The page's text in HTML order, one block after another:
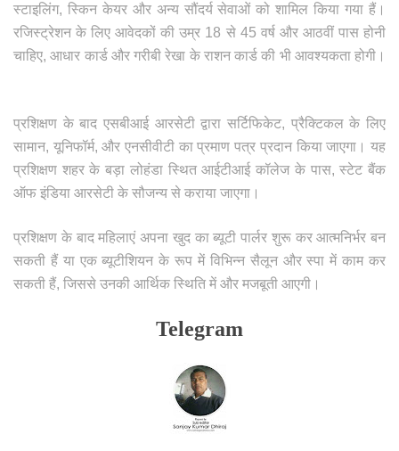
स्टाइलिंग, स्किन केयर और अन्य सौंदर्य सेवाओं को शामिल किया गया हैं।
रजिस्ट्रेशन के लिए आवेदकों की उम्र 18 से 45 वर्ष और आठवीं पास होनी
चाहिए, आधार कार्ड और गरीबी रेखा के राशन कार्ड की भी आवश्यकता होगी।
प्रशिक्षण के बाद एसबीआई आरसेटी द्वारा सर्टिफिकेट, प्रैक्टिकल के लिए
सामान, यूनिफॉर्म, और एनसीवीटी का प्रमाण पत्र प्रदान किया जाएगा। यह
प्रशिक्षण शहर के बड़ा लोहंडा स्थित आईटीआई कॉलेज के पास, स्टेट बैंक
ऑफ इंडिया आरसेटी के सौजन्य से कराया जाएगा।
प्रशिक्षण के बाद महिलाएं अपना खुद का ब्यूटी पार्लर शुरू कर आत्मनिर्भर बन
सकती हैं या एक ब्यूटीशियन के रूप में विभिन्न सैलून और स्पा में काम कर
सकती हैं, जिससे उनकी आर्थिक स्थिति में और मजबूती आएगी।
Telegram